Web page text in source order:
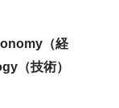
（経
（技術）